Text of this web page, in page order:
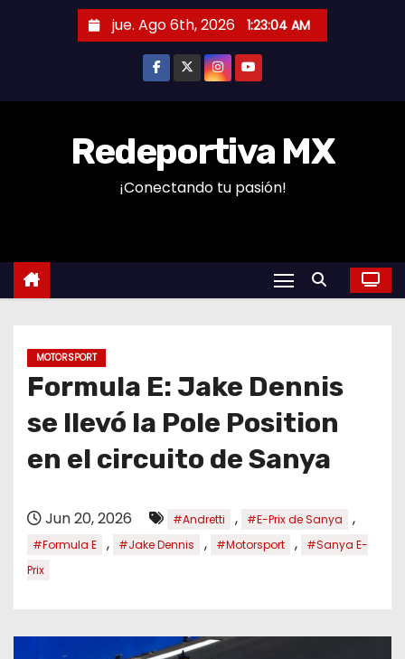
n
jue. Ago 6th, 2026 1:23:05 AM
Redeportiva MX
¡Conectando tu pasión!
MOTORSPORT
Formula E: Jake Dennis
se llevó la Pole Position
en el circuito de Sanya
Jun 20, 2026 #Andretti , #E-Prix de Sanya ,
#Formula E , #Jake Dennis , #Motorsport ,
#Sanya E-
Prix